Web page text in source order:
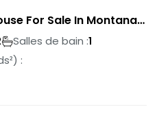
For Sale In Montana
Salles de bain :1
: